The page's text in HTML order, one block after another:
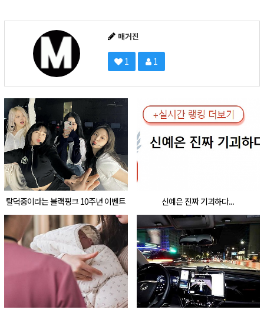
매거진
1 1
탈덕중이라는 블랙핑크 10주년 이벤트
수준 ㄷㄷㄷㄷ
신예은 진짜 기괴하다...